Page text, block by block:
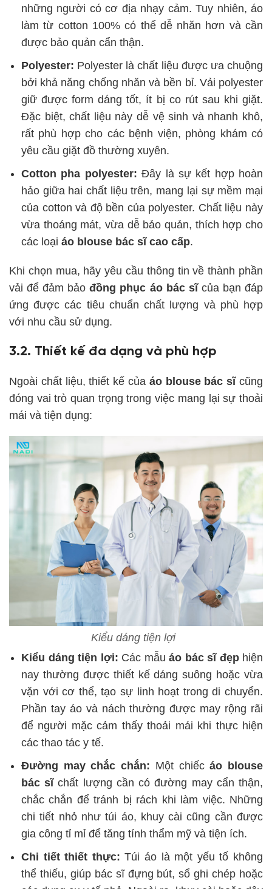
những người có cơ địa nhạy cảm. Tuy nhiên, áo
làm từ cotton 100% có thể dễ nhăn hơn và cần
được bảo quản cẩn thận.
Polyester: Polyester là chất liệu được ưa chuộng
bởi khả năng chống nhăn và bền bỉ. Vải polyester
giữ được form dáng tốt, ít bị co rút sau khi giặt.
Đặc biệt, chất liệu này dễ vệ sinh và nhanh khô,
rất phù hợp cho các bệnh viện, phòng khám có
yêu cầu giặt đồ thường xuyên.
Cotton pha polyester: Đây là sự kết hợp hoàn
hảo giữa hai chất liệu trên, mang lại sự mềm mại
của cotton và độ bền của polyester. Chất liệu này
vừa thoáng mát, vừa dễ bảo quản, thích hợp cho
các loại áo blouse bác sĩ cao cấp.
Khi chọn mua, hãy yêu cầu thông tin về thành phần
vải để đảm bảođồng phục áo bác sĩcủa bạn đáp
ứng được các tiêu chuẩn chất lượng và phù hợp
với nhu cầu sử dụng.
3.2. Thiết kế đa dạng và phù hợp
Ngoài chất liệu, thiết kế của áo blouse bác sĩcũng
đóng vai trò quan trọng trong việc mang lại sự thoải
mái và tiện dụng:
Kiểu dáng tiện lợi
Kiểu dáng tiện lợi: Các mẫu áo bác sĩ đẹphiện
nay thường được thiết kế dáng suông hoặc vừa
vặn với cơ thể, tạo sự linh hoạt trong di chuyển.
Phần tay áo và nách thường được may rộng rãi
để người mặc cảm thấy thoải mái khi thực hiện
các thao tác y tế.
Đường may chắc chắn: Một chiếcáo blouse
bác sĩchất lượng cần có đường may cẩn thận,
chắc chắn để tránh bị rách khi làm việc. Những
chi tiết nhỏ như túi áo, khuy cài cũng cần được
gia công tỉ mỉ để tăng tính thẩm mỹ và tiện ích.
Chi tiết thiết thực:Túi áo là một yếu tố không
thể thiếu, giúp bác sĩ đựng bút, sổ ghi chép hoặc